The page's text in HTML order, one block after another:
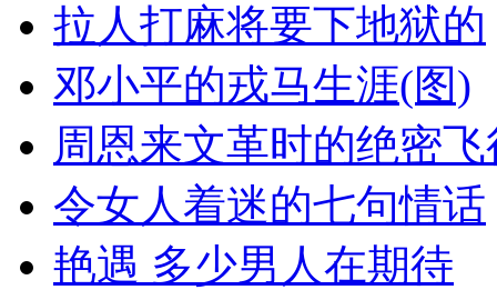
拉人打麻将要下地狱的
邓小平的戎马生涯(图)
周恩来文革时的绝密飞
令女人着迷的七句情话
艳遇 多少男人在期待